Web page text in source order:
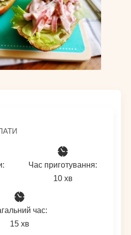
Час приготування:
10хвилин
хв
час:
15хвилин
хв